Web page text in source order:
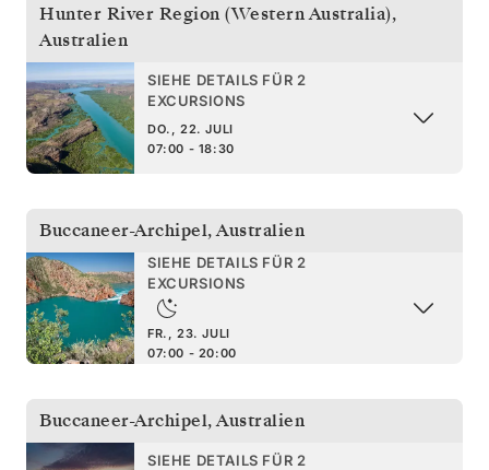
Hunter River Region (Western Australia),
Australien
SIEHE DETAILS FÜR 2
EXCURSIONS
DO., 22. JULI
07:00 - 18:30
Buccaneer-Archipel,Australien
SIEHE DETAILS FÜR 2
EXCURSIONS
FR., 23. JULI
07:00 - 20:00
Buccaneer-Archipel,Australien
SIEHE DETAILS FÜR 2